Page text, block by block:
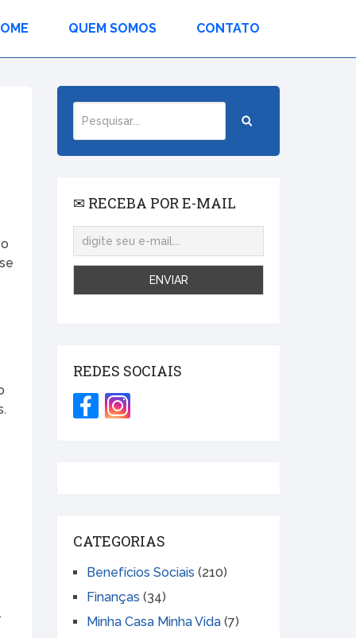
QUEM SOMOS CONTATO
✉ RECEBA POR E-MAIL
REDES SOCIAIS
CATEGORIAS
Benefícios Sociais (210)
Finanças (34)
Minha Casa Minha Vida (7)